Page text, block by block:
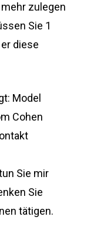
zulegen
Sie 1
diese
Model
Cohen
Sie mir
Sie
tätigen.